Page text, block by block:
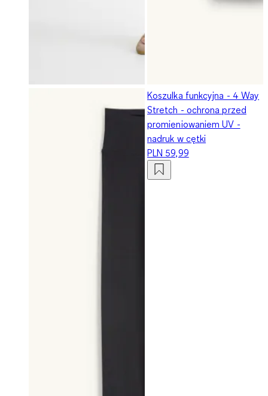
Koszulka funkcyjna - 4 Way
Stretch - ochrona przed
promieniowaniem UV -
nadruk w cętki
PLN 59,99